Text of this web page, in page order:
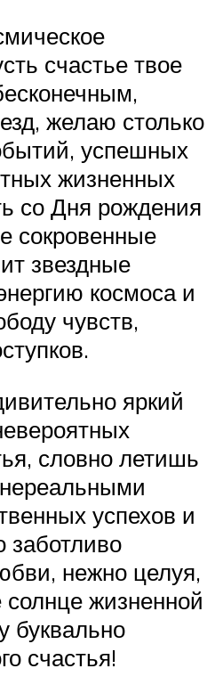
счастье твое
желаю столько
успешных
жизненных
со Дня рождения
сокровенные
звездные
космоса и
чувств,
яркий
словно летишь
успехов и
заботливо
нежно целуя,
солнце жизненной
буквально
счастья!